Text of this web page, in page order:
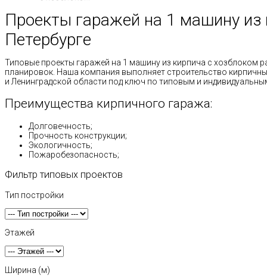
Проекты гаражей на 1 машину из
Петербурге
Типовые проекты гаражей на 1 машину из кирпича с хозблоком
планировок. Наша компания выполняет строительство
и Ленинградской области под ключ по типовым и
Преимущества кирпичного гаража:
Долговечность;
Прочность конструкции;
Экологичность;
Пожаробезопасность;
Фильтр типовых проектов
Тип постройки
Этажей
Ширина (м)